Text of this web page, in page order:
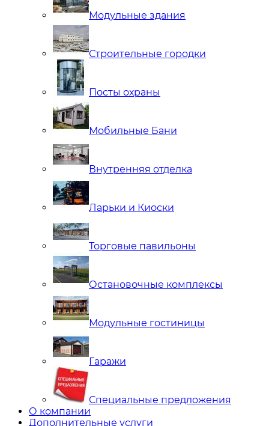
Модульные здания
Строительные городки
Посты охраны
Мобильные Бани
Внутренняя отделка
Ларьки и Киоски
Торговые павильоны
Остановочные комплексы
Модульные гостиницы
Гаражи
Специальные предложения
О компании
Дополнительные услуги